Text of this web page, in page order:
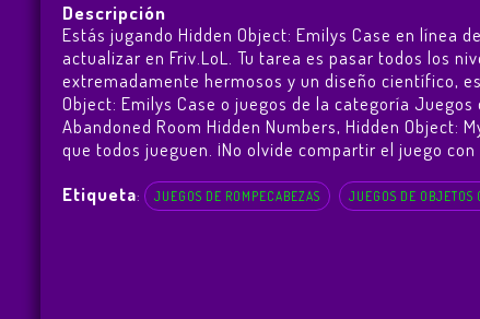
Descripción
Estás jugando Hidden Object: Emilys Case en línea
actualizar en Friv.LoL. Tu tarea es pasar todos los
extremadamente hermosos y un diseño científico,
Object: Emilys Case o juegos de la categoría
Abandoned Room Hidden Numbers, Hidden Object:
que todos jueguen. ¡No olvide compartir el juego
Etiqueta: JUEGOS DE ROMPECABEZAS JUEGOS DE OBJETOS